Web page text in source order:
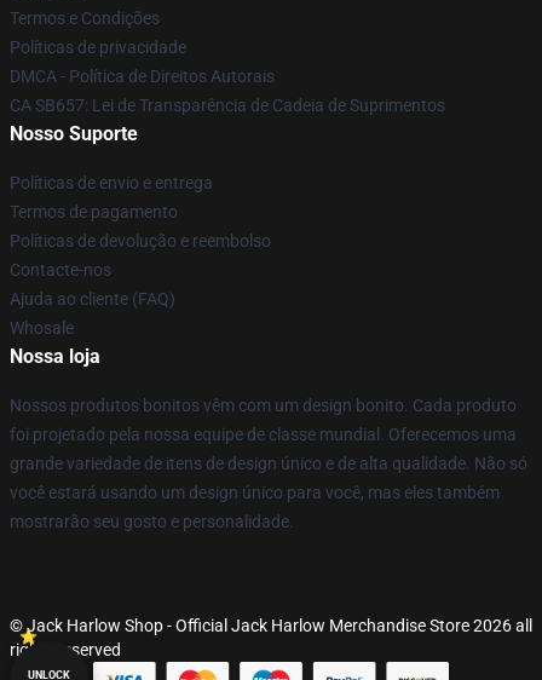
Termos e Condições
Políticas de privacidade
DMCA - Política de Direitos Autorais
CA SB657: Lei de Transparência de Cadeia de Suprimentos
Nosso Suporte
Políticas de envio e entrega
Termos de pagamento
Políticas de devolução e reembolso
Contacte-nos
Ajuda ao cliente (FAQ)
Whosale
Nossa loja
Nossos produtos bonitos vêm com um design bonito. Cada produto
foi projetado pela nossa equipe de classe mundial. Oferecemos uma
grande variedade de itens de design único e de alta qualidade. Não só
você estará usando um design único para você, mas eles também
mostrarão seu gosto e personalidade.
© Jack Harlow Shop - Official Jack Harlow Merchandise Store 2026 all
rights reserved
UNLOCK